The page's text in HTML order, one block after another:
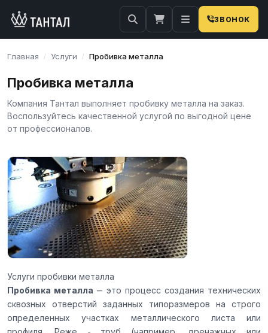
ЗВОНОК
Главная / Услуги / Пробивка металла
Пробивка металла
Компания Тантал выполняет пробивку металла на заказ.
Воспользуйтесь качественной услугой по выгодной цене
от профессионалов.
Услуги пробивки металла
Пробивка металла ‒ это процесс создания технических
сквозных отверстий заданных типоразмеров на строго
определенных участках металлического листа или